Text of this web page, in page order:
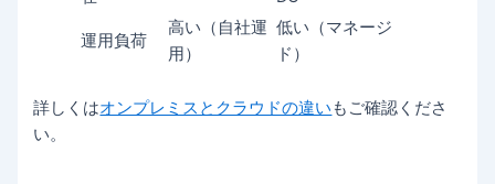
運用負荷
高い（自社運
用）
低い（マネージ
ド）
詳しくはオンプレミスとクラウドの違い もご確認くださ
い。